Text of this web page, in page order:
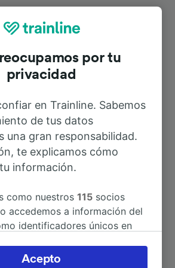
populares desde
1h 9min
1h 9min
2h 17min
por tu
privacidad
en Trainline. Sabemos
de tus datos
una gran responsabilidad.
te explicamos cómo
información.
como nuestros115 socios
accedemos a información del
identificadores únicos en
o administrar tus preferencias
Acepto